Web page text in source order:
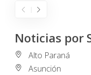
Noticias por
Alto Paraná
Asunción